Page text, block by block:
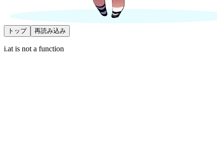
トップ 再読み込み
i.at is not a function